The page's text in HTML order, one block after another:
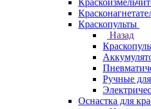
Краскопульты
Назад
Ручные
Оснастка для